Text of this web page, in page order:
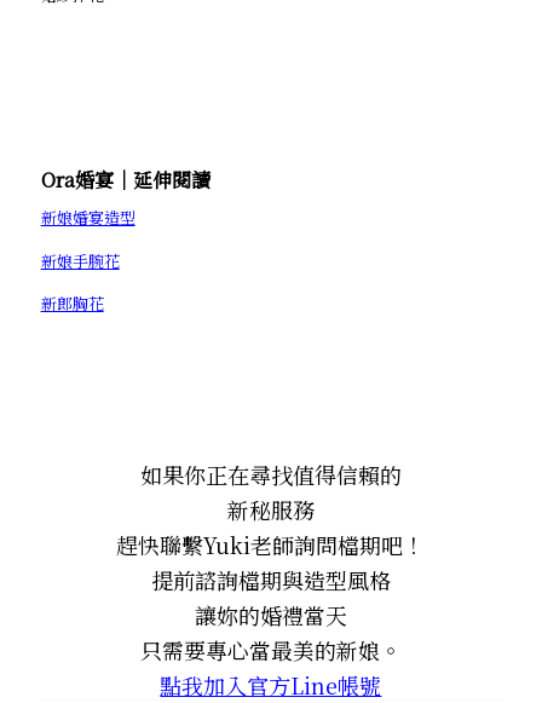
Ora婚宴│延伸閱讀
新娘婚宴造型
新娘手腕花
新郎胸花
如果你正在尋找值得信賴的
新秘服務
趕快聯繫Yuki老師詢問檔期吧！
提前諮詢檔期與造型風格
讓妳的婚禮當天
只需要專心當最美的新娘。
點我加入官方Line帳號